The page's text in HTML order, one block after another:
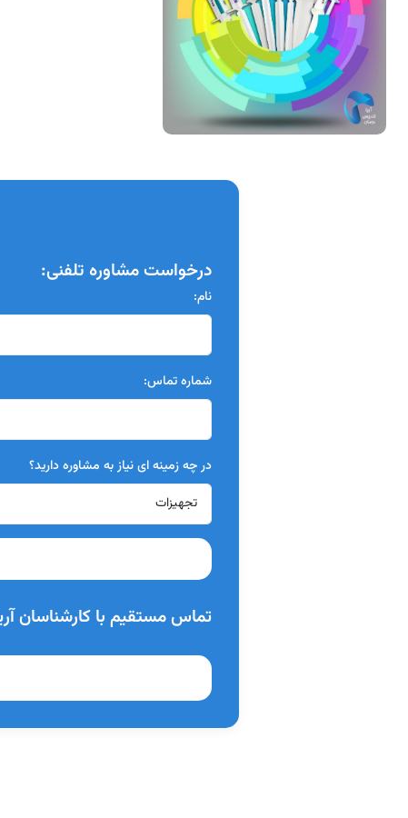
درخواست مشاوره تلفنی:
نام:
شماره تماس:
در چه زمینه ای نیاز به مشاوره دارید؟
تماس مستقیم با کارشناسان